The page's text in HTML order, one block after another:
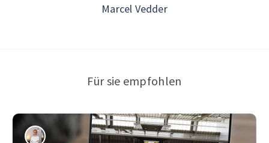
Marcel Vedder
Für sie empfohlen